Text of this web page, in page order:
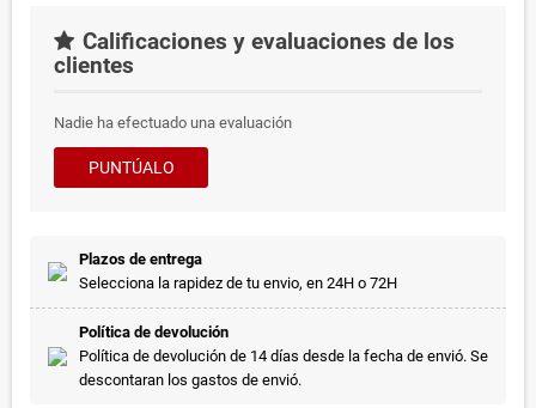
Calificaciones y evaluaciones de los
clientes
Nadie ha efectuado una evaluación
PUNTÚALO
Plazos de entrega
Selecciona la rapidez de tu envio, en 24H o 72H
Política de devolución
Política de devolución de 14 días desde la fecha de envió. Se
descontaran los gastos de envió.